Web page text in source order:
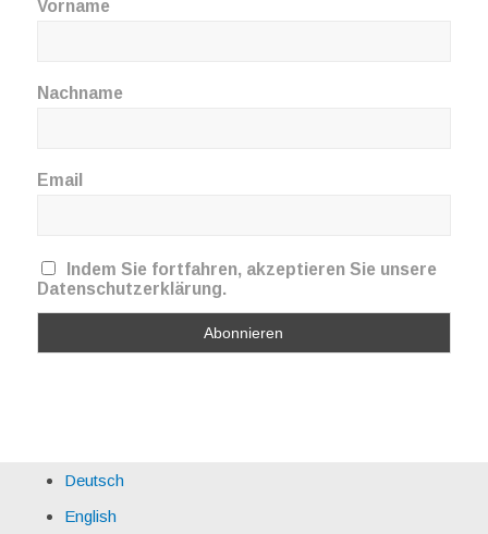
Vorname
Nachname
Email
Indem Sie fortfahren, akzeptieren Sie unsere
Datenschutzerklärung.
Deutsch
English